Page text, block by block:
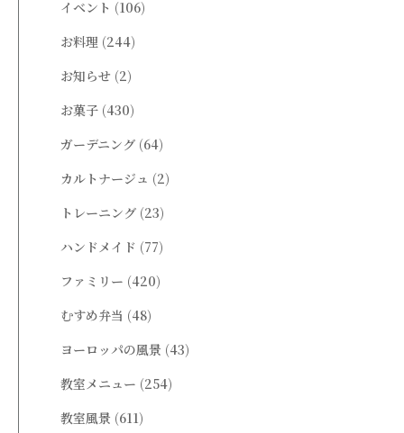
イベント (106)
お料理 (244)
お知らせ (2)
お菓子 (430)
ガーデニング (64)
カルトナージュ (2)
トレーニング (23)
ハンドメイド (77)
ファミリー (420)
むすめ弁当 (48)
ヨーロッパの風景 (43)
教室メニュー (254)
教室風景 (611)